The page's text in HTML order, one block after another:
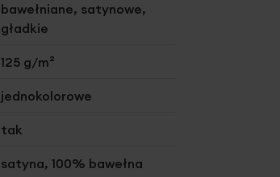
bawełniane, satynowe,
gładkie
125 g/m²
jednokolorowe
tak
satyna, 100% bawełna